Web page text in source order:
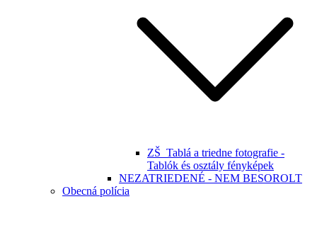
ZŠ_Tablá a triedne fotografie -
Tablók és osztály fényképek
NEZATRIEDENÉ - NEM BESOROLT
Obecná polícia